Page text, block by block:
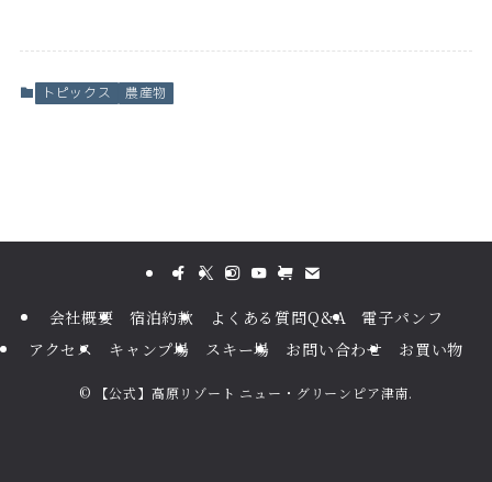
トピックス 農産物
会社概要 宿泊約款 よくある質問Q&A
電子パンフ
アクセス
キャンプ場 スキー場 お問い合わせ お買い物
© 【公式】高原リゾート ニュー・グリーンピア津南.